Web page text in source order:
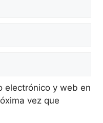
electrónico y web en
vez que